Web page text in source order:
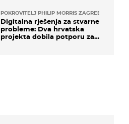
POKROVITELJ PHILIP MORRIS ZAGREB
Digitalna rješenja za stvarne
probleme: Dva hrvatska
projekta dobila potporu za